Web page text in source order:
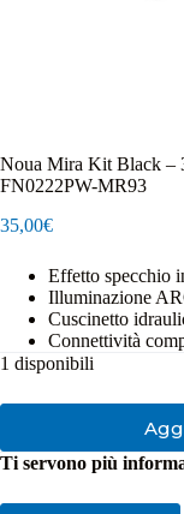
Noua Mira Kit Black –
FN0222PW-MR93
35,00€
Effetto specchio
Illuminazione
Cuscinetto
Connettività
1 disponibili
Ti servono più